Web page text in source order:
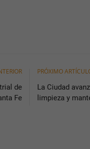
de
Fe
PRÓXIMO
La Ciudad
limpieza y